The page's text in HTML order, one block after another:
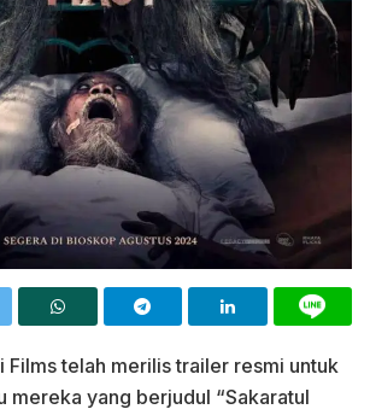
Films telah merilis trailer resmi untuk
mereka yang berjudul “Sakaratul